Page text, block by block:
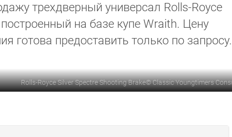
трехдверный универсал Rolls-Royce
на базе купе Wraith. Цену
готова предоставить только по запросу.
Rolls-Royce Silver Spectre Shooting Brake©Classic Youngtimers